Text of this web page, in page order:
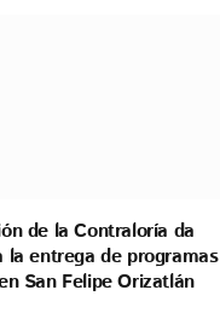
de la Contraloría da
la entrega de programas
San Felipe Orizatlán